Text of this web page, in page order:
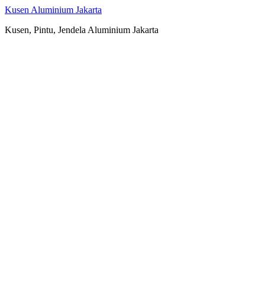
Kusen Aluminium Jakarta
Kusen, Pintu, Jendela Aluminium Jakarta